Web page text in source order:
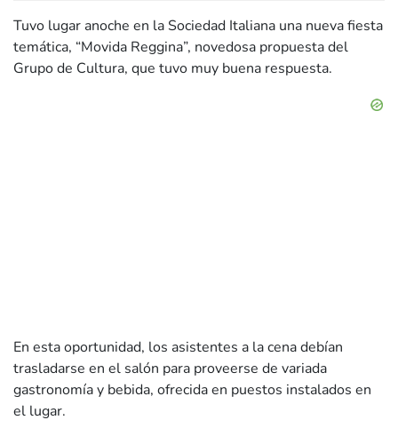
Tuvo lugar anoche en la Sociedad Italiana una nueva fiesta
temática, “Movida Reggina”, novedosa propuesta del
Grupo de Cultura, que tuvo muy buena respuesta.
En esta oportunidad, los asistentes a la cena debían
trasladarse en el salón para proveerse de variada
gastronomía y bebida, ofrecida en puestos instalados en
el lugar.